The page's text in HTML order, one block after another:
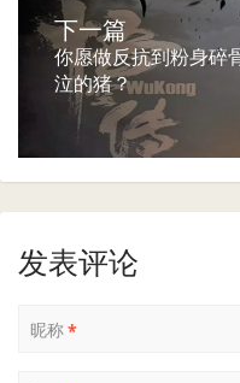
下一篇
你愿做反抗到粉身碎
泣的猪？
发表评论
昵称*